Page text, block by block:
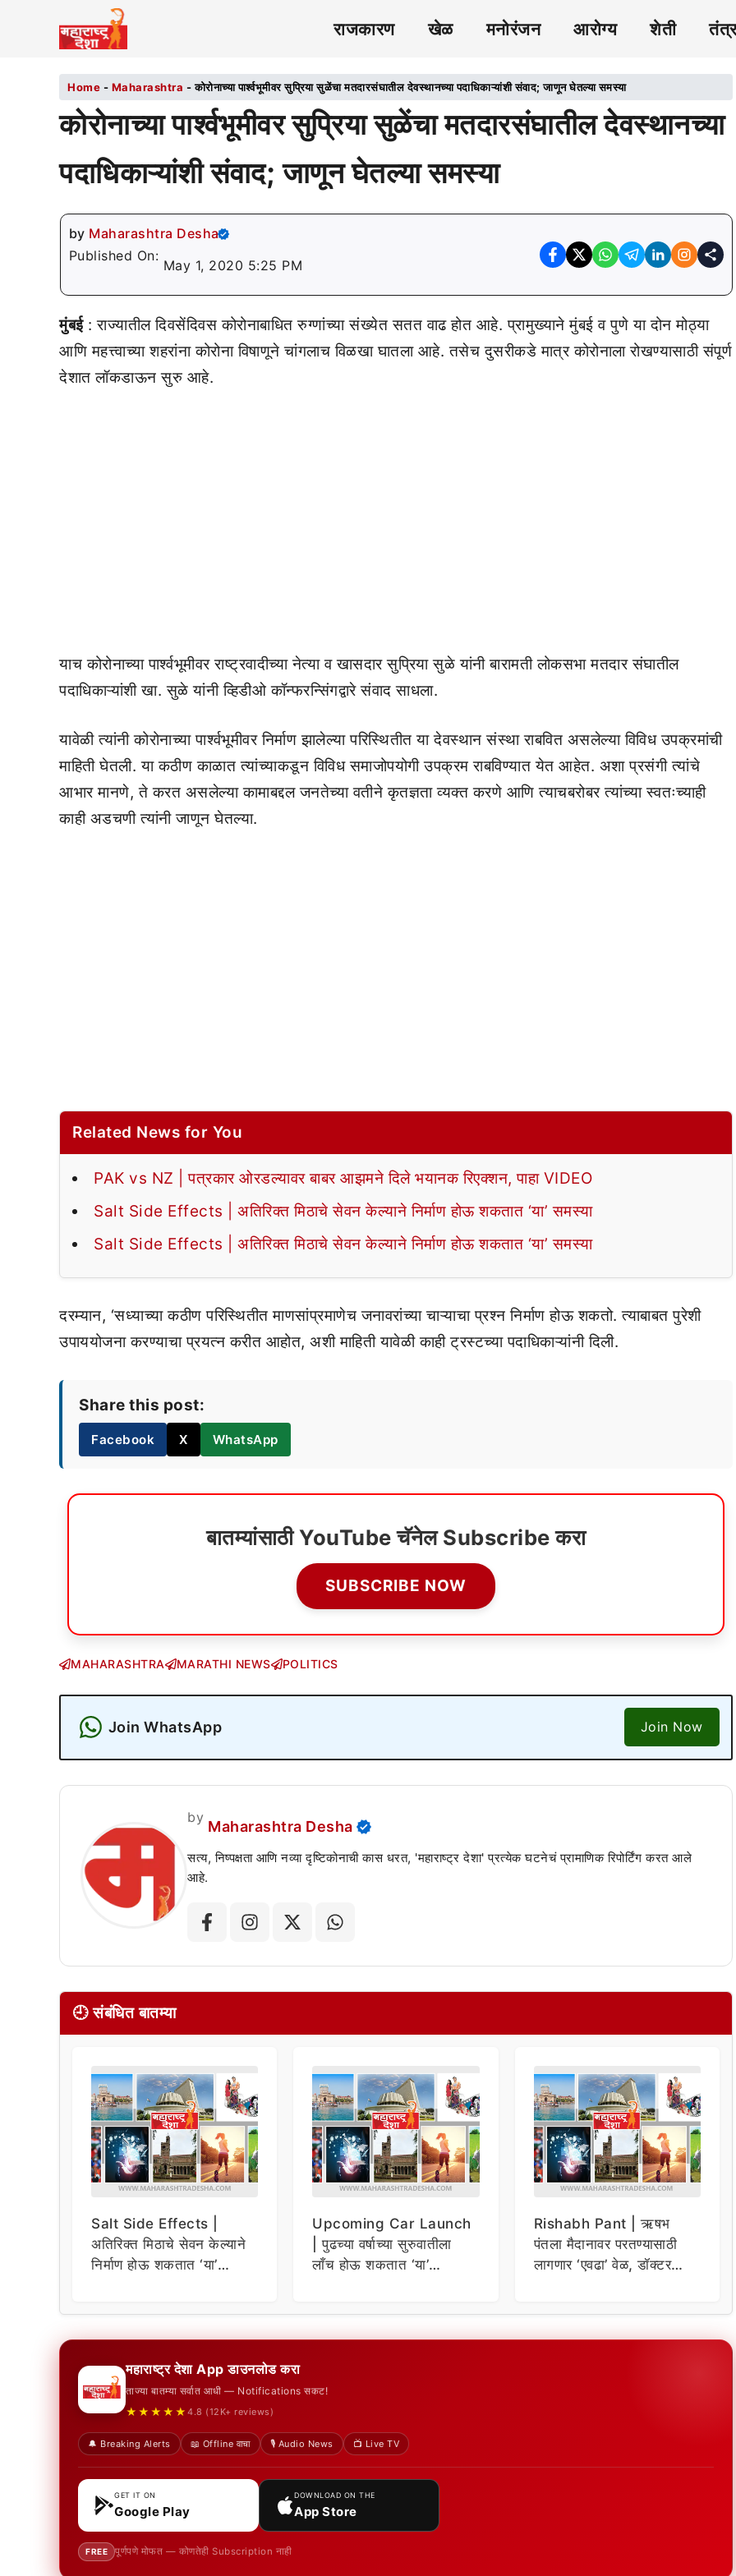
राजकारण खेळ मनोरंजन आरोग्य शेती
Home - Maharashtra -कोरोनाच्या पार्श्वभूमीवर सुप्रिया सुळेंचा मतदारसंघातील देवस्थानच्या पदाधिकाऱ्यांशी संवाद; जाणून घेतल्या समस्या
कोरोनाच्या पार्श्वभूमीवर सुप्रिया सुळेंचा मतदारसंघातील देवस्थानच्या
पदाधिकाऱ्यांशी संवाद; जाणून घेतल्या समस्या
by Maharashtra Desha
Published On:
May 1, 2020 5:25 PM
मुंबई: राज्यातील दिवसेंदिवस कोरोनाबाधित रुग्णांच्या संख्येत सतत वाढ होत आहे. प्रामुख्याने मुंबई व पुणे या दोन मोठ्या
आणि महत्त्वाच्या शहरांना कोरोना विषाणूने चांगलाच विळखा घातला आहे. तसेच दुसरीकडे मात्र कोरोनाला रोखण्यासाठी संपूर्ण
देशात लॉकडाऊन सुरु आहे.
याच कोरोनाच्या पार्श्वभूमीवर राष्ट्रवादीच्या नेत्या व खासदार सुप्रिया सुळे यांनी बारामती लोकसभा मतदार संघातील
पदाधिकाऱ्यांशी खा. सुळे यांनी व्हिडीओ कॉन्फरन्सिंगद्वारे संवाद साधला.
यावेळी त्यांनी कोरोनाच्या पार्श्वभूमीवर निर्माण झालेल्या परिस्थितीत या देवस्थान संस्था राबवित असलेल्या विविध उपक्रमांची
माहिती घेतली. या कठीण काळात त्यांच्याकडून विविध समाजोपयोगी उपक्रम राबविण्यात येत आहेत. अशा प्रसंगी त्यांचे
आभार मानणे, ते करत असलेल्या कामाबद्दल जनतेच्या वतीने कृतज्ञता व्यक्त करणे आणि त्याचबरोबर त्यांच्या स्वतःच्याही
काही अडचणी त्यांनी जाणून घेतल्या.
Related News for You
PAK vs NZ | पत्रकार ओरडल्यावर बाबर आझमने दिले भयानक रिएक्शन, पाहा VIDEO
Salt Side Effects | अतिरिक्त मिठाचे सेवन केल्याने निर्माण होऊ शकतात ‘या’ समस्या
Salt Side Effects | अतिरिक्त मिठाचे सेवन केल्याने निर्माण होऊ शकतात ‘या’ समस्या
दरम्यान, ‘सध्याच्या कठीण परिस्थितीत माणसांप्रमाणेच जनावरांच्या चाऱ्याचा प्रश्न निर्माण होऊ शकतो. त्याबाबत पुरेशी
उपाययोजना करण्याचा प्रयत्न करीत आहोत, अशी माहिती यावेळी काही ट्रस्टच्या पदाधिकाऱ्यांनी दिली.
Share this post:
Facebook X WhatsApp
बातम्यांसाठी YouTube चॅनेल Subscribe करा
SUBSCRIBE NOW
MAHARASHTRA MARATHI NEWS POLITICS
Join WhatsApp Join Now
by
Maharashtra Desha
सत्य, निष्पक्षता आणि नव्या दृष्टिकोनाची कास धरत, 'महाराष्ट्र देशा' प्रत्येक घटनेचं प्रामाणिक रिपोर्टिंग करत आले
आहे.
🕘 संबंधित बातम्या
Salt Side Effects |
अतिरिक्त मिठाचे सेवन केल्याने
निर्माण होऊ शकतात ‘या’
Upcoming Car Launch
| पुढच्या वर्षाच्या सुरुवातीला
लाँच होऊ शकतात ‘या’
Rishabh Pant | ऋषभ
पंतला मैदानावर परतण्यासाठी
लागणार ‘एवढा’ वेळ, डॉक्टर
महाराष्ट्र देशा App डाउनलोड करा
ताज्या बातम्या सर्वात आधी — Notifications सकट!
★★★★★ 4.8 (12K+ reviews)
🔔 Breaking Alerts 📖 Offline वाचा 🎙️ Audio News 📺 Live TV
GET IT ON
Google Play
DOWNLOAD ON THE
App Store
FREE पूर्णपणे मोफत — कोणतेही Subscription नाही